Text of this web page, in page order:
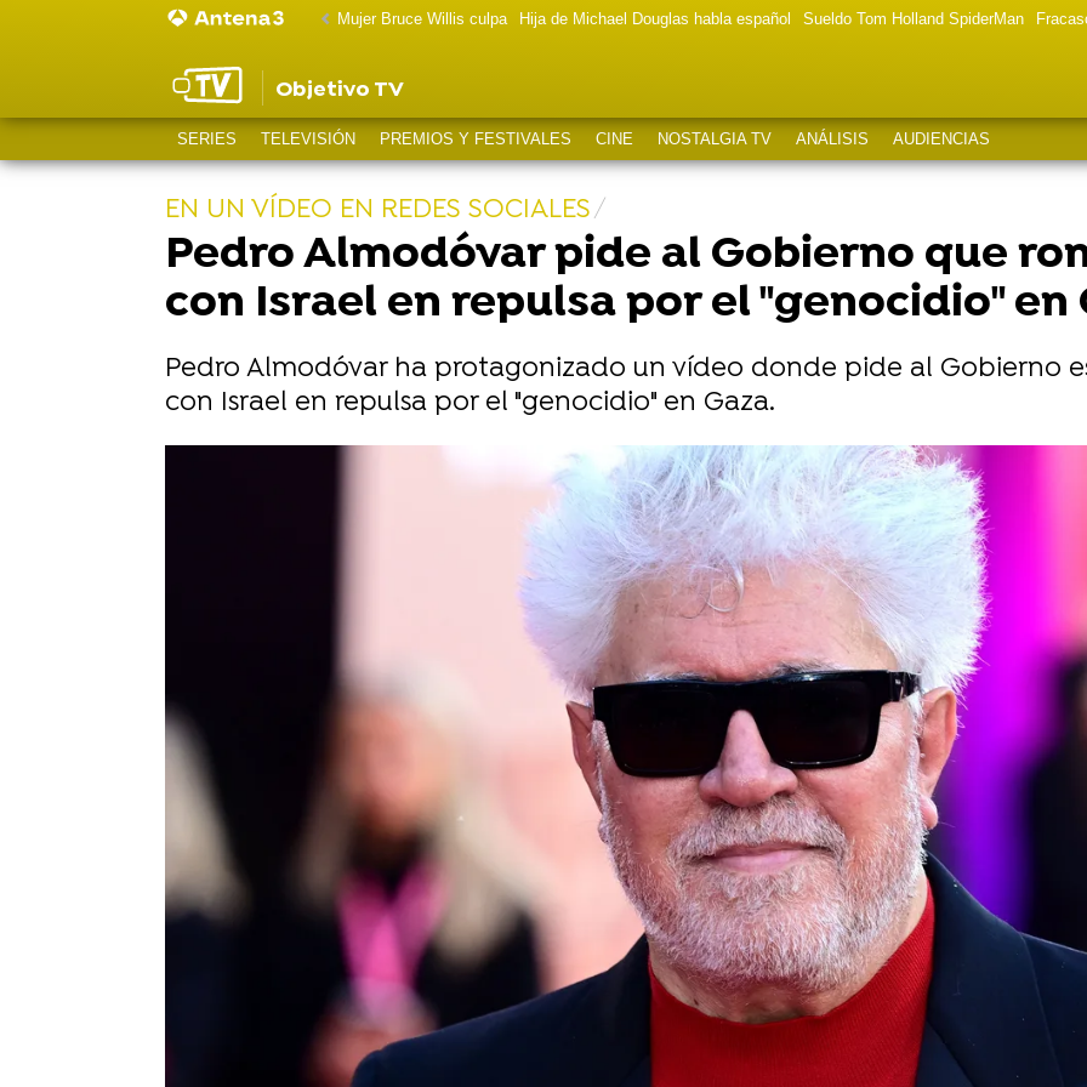
Mujer Bruce Willis culpa Hija de Michael Douglas habla español Sueldo Tom Holland SpiderMan
Objetivo TV
SERIES TELEVISIÓN PREMIOS Y FESTIVALES CINE NOSTALGIA TV ANÁLISIS AUDIENCIAS
EN UN VÍDEO EN REDES SOCIALES
Pedro Almodóvar pide al Gobierno que
con Israel en repulsa por el "genocidio" en
Pedro Almodóvar ha protagonizado un vídeo donde pide al Gobierno
con Israel en repulsa por el "genocidio" en Gaza.
Pedro Almodóvar se dirige directamente a Donald Trump desde Nueva York:
27 de agosto de 2025, 14:39 WhatsappFacebook
El cineastaPedro Almodóvar ha pedido al Gobierno
rompa